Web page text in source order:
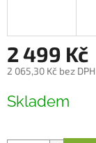
2 499 Kč
2 065,30 Kč bez DPH
cena:
Skladem